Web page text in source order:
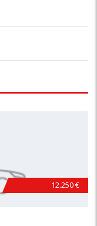
12.250 €